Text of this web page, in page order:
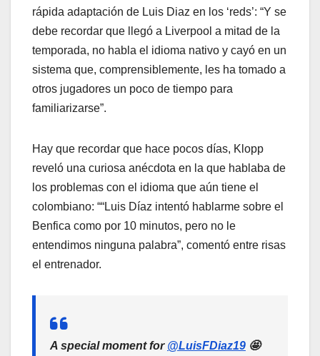
rápida adaptación de Luis Diaz en los ‘reds’: “Y se
debe recordar que llegó a Liverpool a mitad de la
temporada, no habla el idioma nativo y cayó en un
sistema que, comprensiblemente, les ha tomado a
otros jugadores un poco de tiempo para
familiarizarse”.
Hay que recordar que hace pocos días, Klopp
reveló una curiosa anécdota en la que hablaba de
los problemas con el idioma que aún tiene el
colombiano: ““Luis Díaz intentó hablarme sobre el
Benfica como por 10 minutos, pero no le
entendimos ninguna palabra”, comentó entre risas
el entrenador.
A special moment for @LuisFDiaz19 🤩